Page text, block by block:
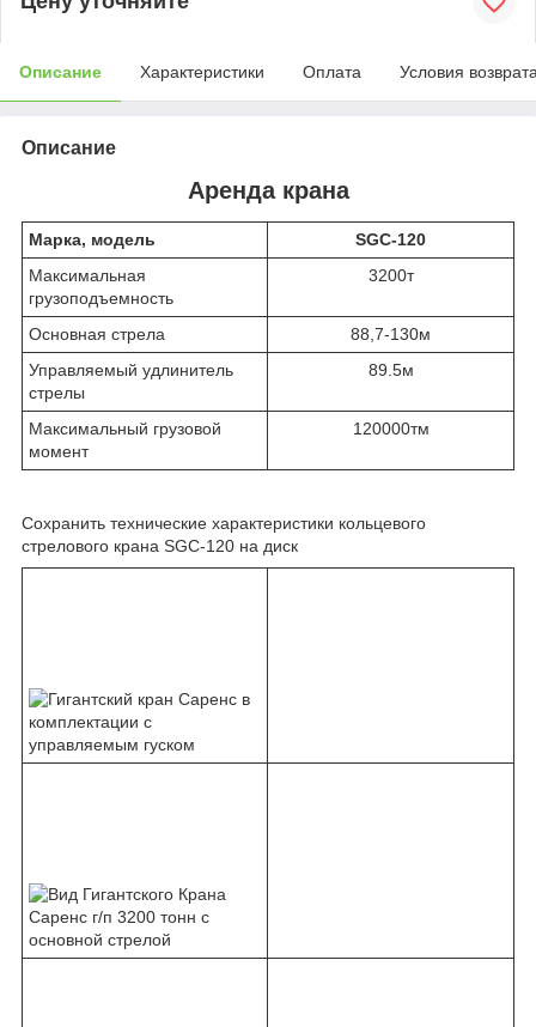
Описание Характеристики Оплата Условия
Описание
Аренда крана
Марка, модель
SGC-120
Максимальная
грузоподъемность
3200т
Основная стрела
88,7-130м
Управляемый удлинитель
стрелы
89.5м
Максимальный грузовой
момент
120000тм
Сохранить технические характеристики кольцевого
стрелового крана SGC-120 на диск